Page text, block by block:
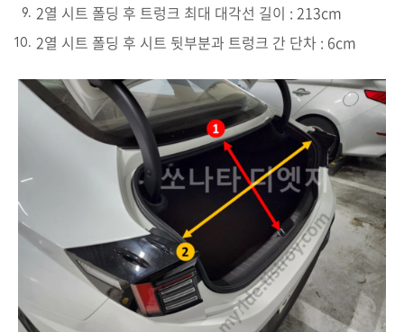
2열 시트 폴딩 후 트렁크 최대 대각선 길이 : 213cm
2열 시트 폴딩 후 시트 뒷부분과 트렁크 간 단차 : 6cm